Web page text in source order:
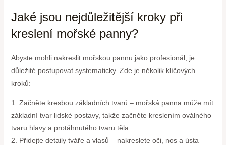
Jaké jsou nejdůležitější kroky při
kreslení mořské panny?
Abyste mohli nakreslit mořskou pannu jako profesionál, je
důležité postupovat systematicky. Zde je několik klíčových
kroků:
1. Začněte kresbou základních tvarů – mořská panna může mít
základní tvar lidské postavy, takže začněte kreslením oválného
tvaru hlavy a protáhnutého tvaru těla.
2. Přidejte detaily tváře a vlasů – nakreslete oči, nos a ústa